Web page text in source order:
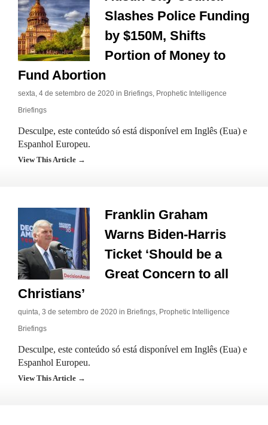
Slashes Police Funding
by $150M, Shifts
Portion of Money to
Fund Abortion
sexta, 4 de setembro de 2020 in Briefings, Prophetic Intelligence
Briefings
Desculpe, este conteúdo só está disponível em Inglês (Eua) e
Espanhol Europeu.
View This Article →
Franklin Graham
Warns Biden-Harris
Ticket ‘Should be a
Great Concern to all
Christians’
quinta, 3 de setembro de 2020 in Briefings, Prophetic Intelligence
Briefings
Desculpe, este conteúdo só está disponível em Inglês (Eua) e
Espanhol Europeu.
View This Article →